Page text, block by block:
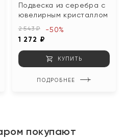
Подвеска из серебра с
ювелирным кристаллом
2 543 ₽
1 272 ₽
-50%
КУПИТЬ
ПОДРОБНЕЕ
покупают